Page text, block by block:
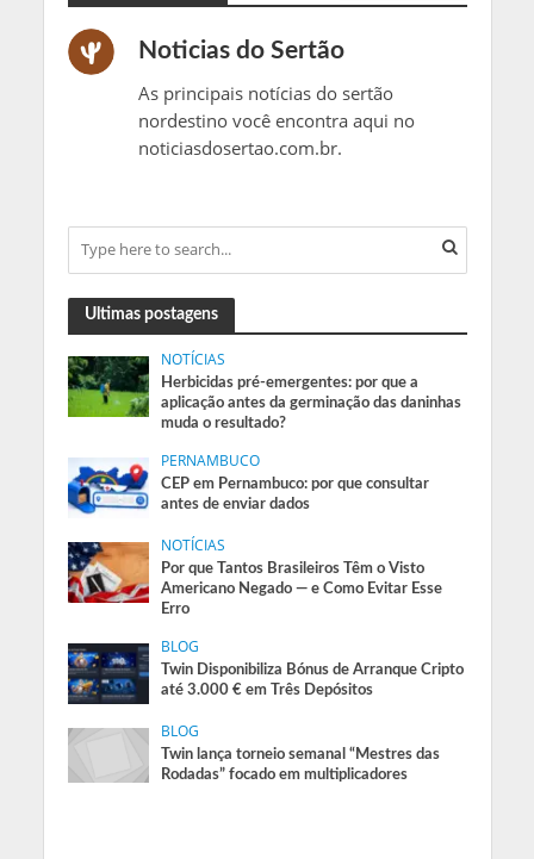
Noticias do Sertão
As principais notícias do sertão
nordestino você encontra aqui no
noticiasdosertao.com.br.
Ultimas postagens
NOTÍCIAS
Herbicidas pré-emergentes: por que a
aplicação antes da germinação das daninhas
muda o resultado?
PERNAMBUCO
CEP em Pernambuco: por que consultar
antes de enviar dados
NOTÍCIAS
Por que Tantos Brasileiros Têm o Visto
Americano Negado — e Como Evitar Esse
Erro
BLOG
Twin Disponibiliza Bónus de Arranque Cripto
até 3.000 € em Três Depósitos
BLOG
Twin lança torneio semanal “Mestres das
Rodadas” focado em multiplicadores